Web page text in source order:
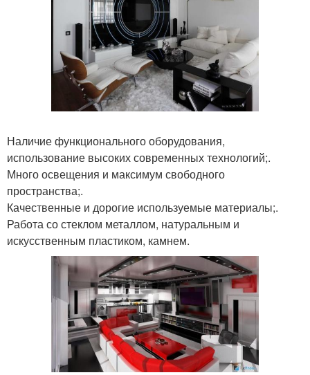
Наличие функционального оборудования,
использование высоких современных технологий;.
Много освещения и максимум свободного
пространства;.
Качественные и дорогие используемые материалы;.
Работа со стеклом металлом, натуральным и
искусственным пластиком, камнем.